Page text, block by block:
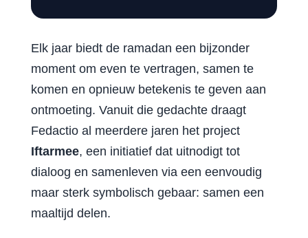
Elk jaar biedt de ramadan een bijzonder
moment om even te vertragen, samen te
komen en opnieuw betekenis te geven aan
ontmoeting. Vanuit die gedachte draagt
Fedactio al meerdere jaren het project
Iftarmee, een initiatief dat uitnodigt tot
dialoog en samenleven via een eenvoudig
maar sterk symbolisch gebaar: samen een
maaltijd delen.